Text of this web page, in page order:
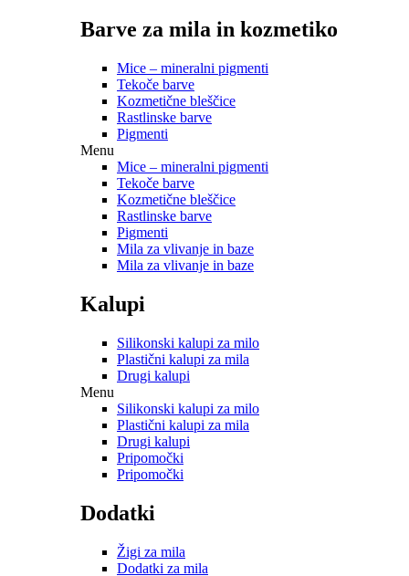
Barve za mila in kozmetiko
Mice – mineralni pigmenti
Tekoče barve
Kozmetične bleščice
Rastlinske barve
Pigmenti
Menu
Mice – mineralni pigmenti
Tekoče barve
Kozmetične bleščice
Rastlinske barve
Pigmenti
Mila za vlivanje in baze
Mila za vlivanje in baze
Kalupi
Silikonski kalupi za milo
Plastični kalupi za mila
Drugi kalupi
Menu
Silikonski kalupi za milo
Plastični kalupi za mila
Drugi kalupi
Pripomočki
Pripomočki
Dodatki
Žigi za mila
Dodatki za mila